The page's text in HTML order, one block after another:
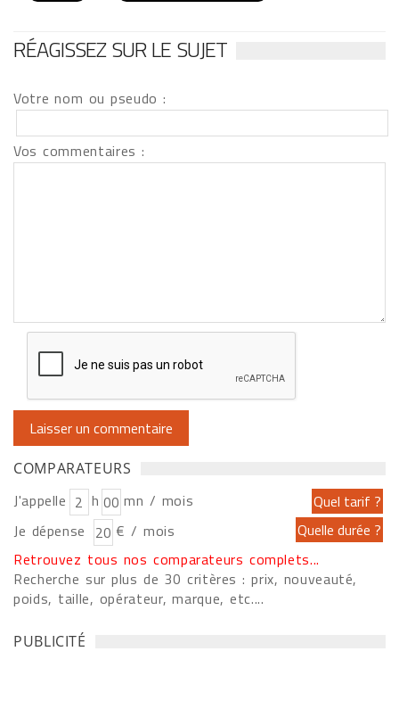
RÉAGISSEZ SUR LE SUJET
Votre nom ou pseudo :
Vos commentaires :
COMPARATEURS
J'appelle h
mn / mois
Je dépense
€ / mois
Retrouvez tous nos comparateurs complets...
Recherche sur plus de 30 critères : prix, nouveauté,
poids, taille, opérateur, marque, etc....
PUBLICITÉ